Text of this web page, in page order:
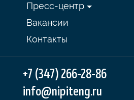
Пресс-центр
Вакансии
Контакты
+7 (347) 266-28-86
info@nipiteng.ru